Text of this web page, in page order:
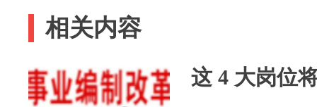
相关内容
这 4 大岗位